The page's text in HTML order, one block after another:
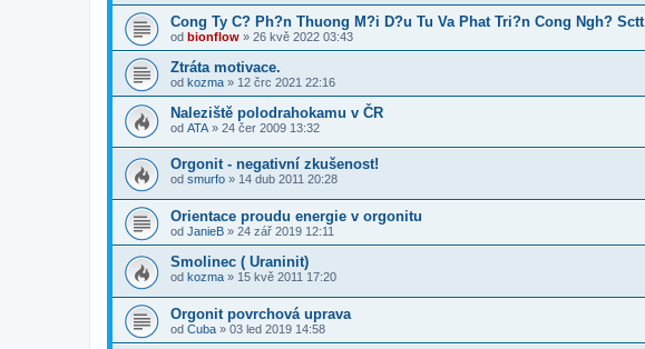
Cong Ty C? Ph?n Thuong M?i D?u Tu Va Phat Tri?n Cong Ngh? Sctt
od bionflow » 26 kvě 2022 03:43
Ztráta motivace.
od kozma » 12 črc 2021 22:16
Naleziště polodrahokamu v ČR
od ATA » 24 čer 2009 13:32
Orgonit - negativní zkušenost!
od smurfo » 14 dub 2011 20:28
Orientace proudu energie v orgonitu
od JanieB » 24 zář 2019 12:11
Smolinec ( Uraninit)
od kozma » 15 kvě 2011 17:20
Orgonit povrchová uprava
od Cuba » 03 led 2019 14:58